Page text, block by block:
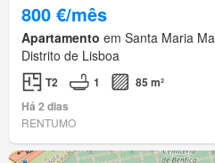
800 €/mês
Apartamento em Santa Maria
Distrito de Lisboa
T2 1
85 m²
Há 2 dias
RENTUMO